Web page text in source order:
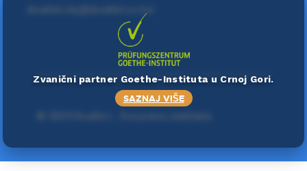
Zvanični partner Goethe-Instituta u Crnoj Gori.
SAZNAJ VIŠE